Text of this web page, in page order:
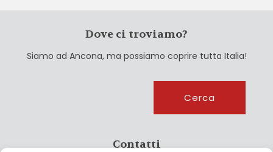
Dove ci troviamo?
Siamo ad Ancona, ma possiamo coprire tutta Italia!
Cerca
Contatti